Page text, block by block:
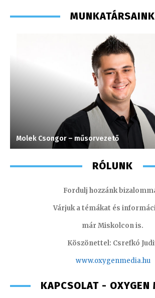
MUNKATÁRSAINK
Molek Csongor – műsorvezető
RÓLUNK
Fordulj hozzánk
Várjuk a témákat és
már Miskolcon is.
Köszönettel: Csrefkó
www.oxygenmedia.hu
KAPCSOLAT - OXYGEN